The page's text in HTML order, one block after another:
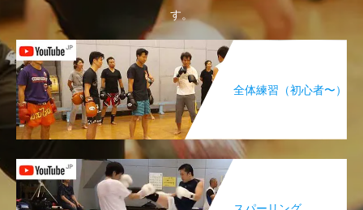
す。
全体練習（初心者〜）